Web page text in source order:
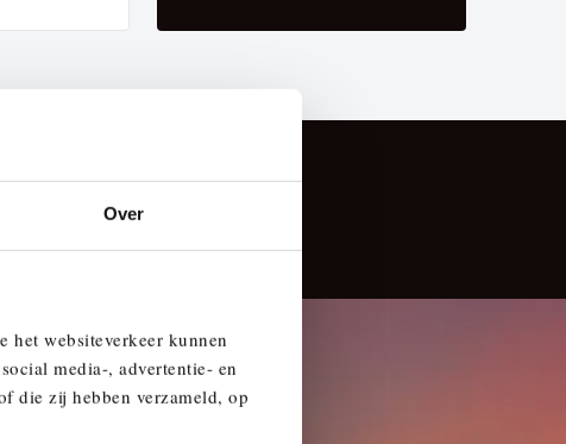
Over
het websiteverkeer kunnen
media-, advertentie- en
die zij hebben verzameld, op